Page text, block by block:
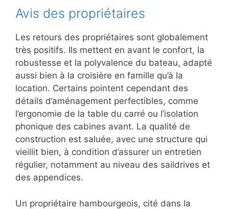
Avis des propriétaires
Les retours des propriétaires sont globalement
très positifs. Ils mettent en avant le confort, la
robustesse et la polyvalence du bateau, adapté
aussi bien à la croisière en famille qu’à la
location. Certains pointent cependant des
détails d’aménagement perfectibles, comme
l’ergonomie de la table du carré ou l’isolation
phonique des cabines avant. La qualité de
construction est saluée, avec une structure qui
vieillit bien, à condition d’assurer un entretien
régulier, notamment au niveau des saildrives et
des appendices.
Un propriétaire hambourgeois, cité dans la